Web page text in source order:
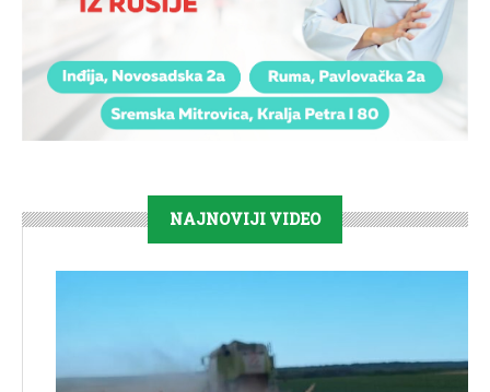
NAJNOVIJI VIDEO